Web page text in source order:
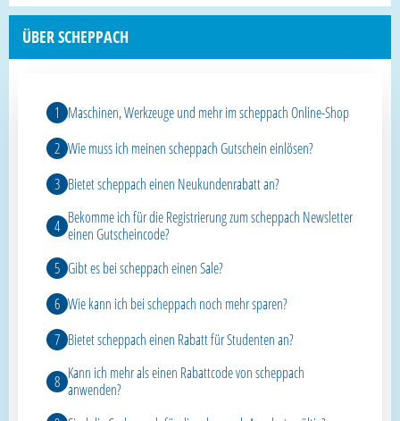
ÜBER SCHEPPACH
Maschinen, Werkzeuge und mehr im scheppach Online-Shop
Wie muss ich meinen scheppach Gutschein einlösen?
Bietet scheppach einen Neukundenrabatt an?
Bekomme ich für die Registrierung zum scheppach Newsletter
einen Gutscheincode?
Gibt es bei scheppach einen Sale?
Wie kann ich bei scheppach noch mehr sparen?
Bietet scheppach einen Rabatt für Studenten an?
Kann ich mehr als einen Rabattcode von scheppach
anwenden?